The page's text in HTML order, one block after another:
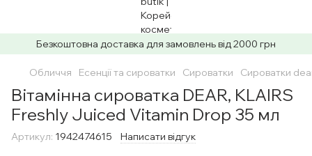
Безкоштовна доставка для замовлень від 2000 грн
Обличчя Есенції та сироватки Сироватки Сироватки
Вітамінна сироватка DEAR, KLAIRS
Freshly Juiced Vitamin Drop 35 мл
Артикул: 1942474615 Написати відгук